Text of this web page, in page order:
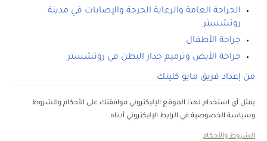
الجراحة العامة والرعاية الحرجة والإصابات في مدينة
روتشستر
جراحة الأطفال
جراحة الأيض وترميم جدار البطن في روتشستر
من إعداد فريق مايو كلينك
يمثل أي استخدام لهذا الموقع الإليكتروني موافقتك على الأحكام والشروط
وسياسة الخصوصية في الرابط الإليكتروني أدناه.
الشروط والأحكام